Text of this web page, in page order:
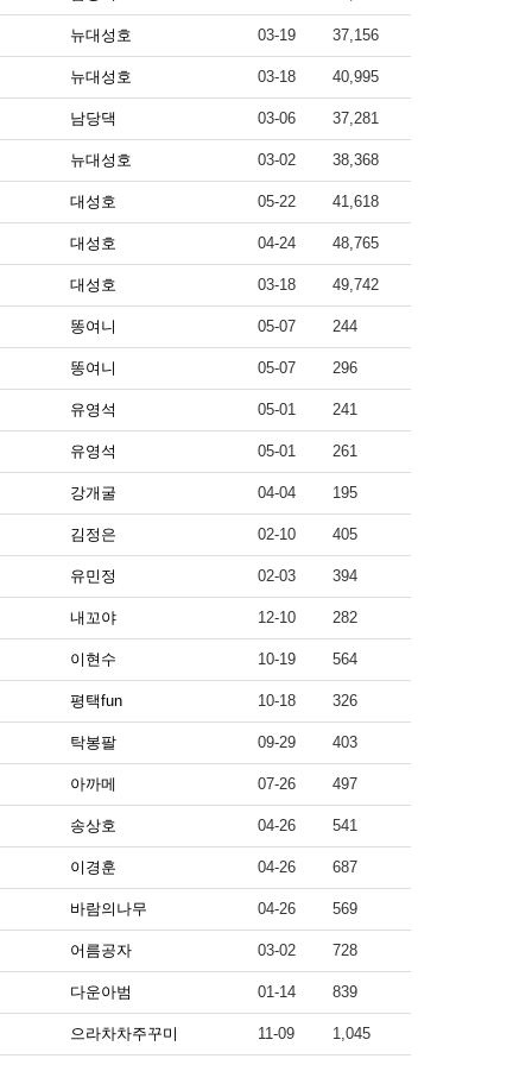
뉴대성호 03-19 37,156
뉴대성호 03-18 40,995
남당댁 03-06 37,281
뉴대성호 03-02 38,368
대성호 05-22 41,618
대성호 04-24 48,765
대성호 03-18 49,742
똥여니 05-07 244
똥여니 05-07 296
유영석 05-01 241
유영석 05-01 261
강개굴 04-04 195
김정은 02-10 405
유민정 02-03 394
내꼬야 12-10 282
이현수 10-19 564
평택fun 10-18 326
탁봉팔 09-29 403
아까메 07-26 497
송상호 04-26 541
이경훈 04-26 687
바람의나무 04-26 569
어름공자 03-02 728
다운아범 01-14 839
으라차차주꾸미 11-09 1,045